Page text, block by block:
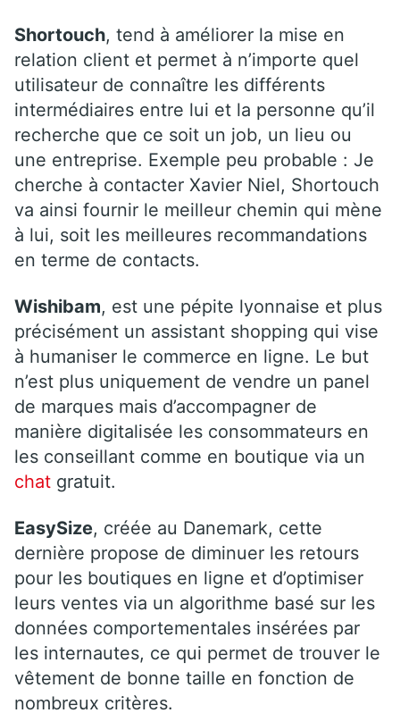
Shortouch, tend à améliorer la mise en
relation client et permet à n’importe quel
utilisateur de connaître les différents
intermédiaires entre lui et la personne qu’il
recherche que ce soit un job, un lieu ou
une entreprise. Exemple peu probable : Je
cherche à contacter Xavier Niel, Shortouch
va ainsi fournir le meilleur chemin qui mène
à lui, soit les meilleures recommandations
en terme de contacts.
Wishibam, est une pépite lyonnaise et plus
précisément un assistant shopping qui vise
à humaniser le commerce en ligne. Le but
n’est plus uniquement de vendre un panel
de marques mais d’accompagner de
manière digitalisée les consommateurs en
les conseillant comme en boutique via un
chat gratuit.
EasySize, créée au Danemark, cette
dernière propose de diminuer les retours
pour les boutiques en ligne et d’optimiser
leurs ventes via un algorithme basé sur les
données comportementales insérées par
les internautes, ce qui permet de trouver le
vêtement de bonne taille en fonction de
nombreux critères.